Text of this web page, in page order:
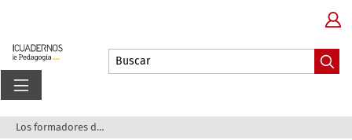
Los formadores de docentes: agentes clave en la...